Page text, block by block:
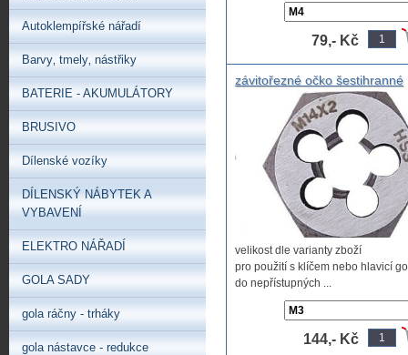
79,- Kč
závitořezné očko šestihranné
metrické M3 až M36
závitové očko metrické na
závitu do nepřístupných míst
,závitové očko na golu
velikost dle varianty zboží
pro použití s klíčem nebo hlavicí
do nepřístupných ...
144,- Kč
Autoklempířské nářadí
Barvy‚ tmely‚ nástřiky
BATERIE - AKUMULÁTORY
BRUSIVO
Dílenské vozíky
DÍLENSKÝ NÁBYTEK A
VYBAVENÍ
ELEKTRO NÁŘADÍ
GOLA SADY
gola ráčny - trháky
gola nástavce - redukce